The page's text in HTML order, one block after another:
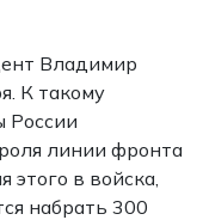
Владимир
К такому
России
линии фронта
этого в войска,
набрать 300